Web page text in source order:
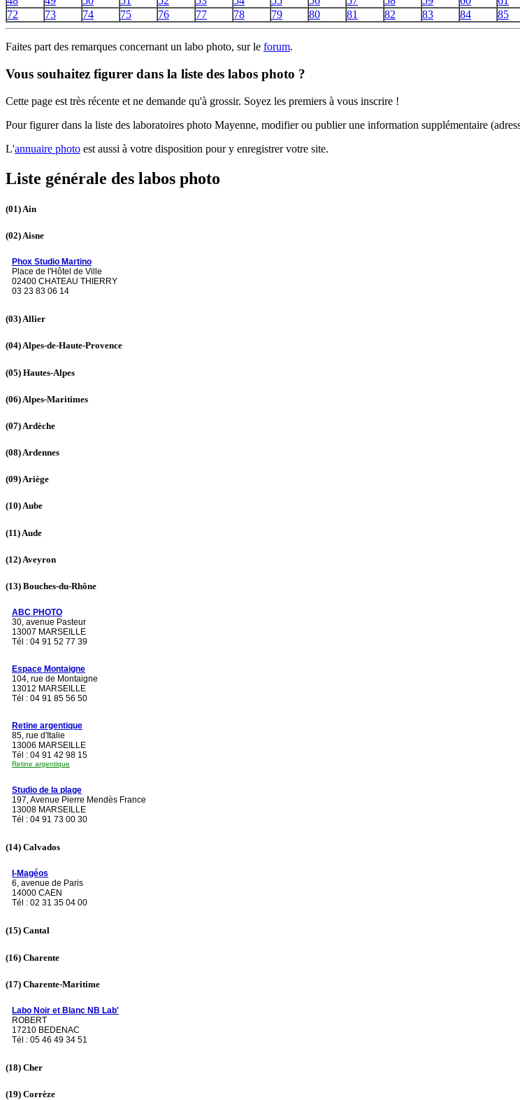
72
73 74 75 76 77 78 79 80 81 82 83 84 85
Faites part des remarques concernant un labo photo, sur le forum.
Vous souhaitez figurer dans la liste des labos photo ?
Cette page est très récente et ne demande qu'à grossir. Soyez les premiers à vous inscrire !
Pour figurer dans la liste des laboratoires photo Mayenne, modifier ou publier une information supplémentaire
L'annuaire photo est aussi à votre disposition pour y enregistrer votre site.
Liste générale des labos photo
(01) Ain
(02)Aisne
Phox Studio Martino
Place de l'Hôtel de Ville
02400 CHATEAU THIERRY
03 23 83 06 14
(03)Allier
(04)Alpes-de-Haute-Provence
(05) Hautes-Alpes
(06) Alpes-Maritimes
(07) Ardèche
(08)Ardennes
(09)Ariège
(10)Aube
(11) Aude
(12) Aveyron
(13) Bouches-du-Rhône
ABC PHOTO
30, avenue Pasteur
13007 MARSEILLE
Tél : 04 91 52 77 39
Espace Montaigne
104, rue de Montaigne
13012 MARSEILLE
Tél : 04 91 85 56 50
Retine argentique
85, rue d'Italie
13006 MARSEILLE
Tél : 04 91 42 98 15
Retine argentique
Studio de la plage
197, Avenue Pierre Mendès France
13008 MARSEILLE
Tél : 04 91 73 00 30
(14) Calvados
I-Magéos
6, avenue de Paris
14000 CAEN
Tél : 02 31 35 04 00
(15) Cantal
(16) Charente
(17) Charente-Maritime
Labo Noir et Blanc NB Lab'
ROBERT
17210 BEDENAC
Tél : 05 46 49 34 51
(18) Cher
(19) Corrèze